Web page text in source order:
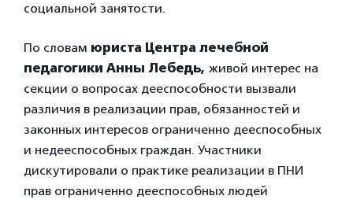
социальной занятости.
По словам юриста Центра лечебной
педагогики Анны Лебедь, живой интерес на
секции о вопросах дееспособности вызвали
различия в реализации прав, обязанностей и
законных интересов ограниченно дееспособных
и недееспособных граждан. Участники
дискутировали о практике реализации в ПНИ
прав ограниченно дееспособных людей